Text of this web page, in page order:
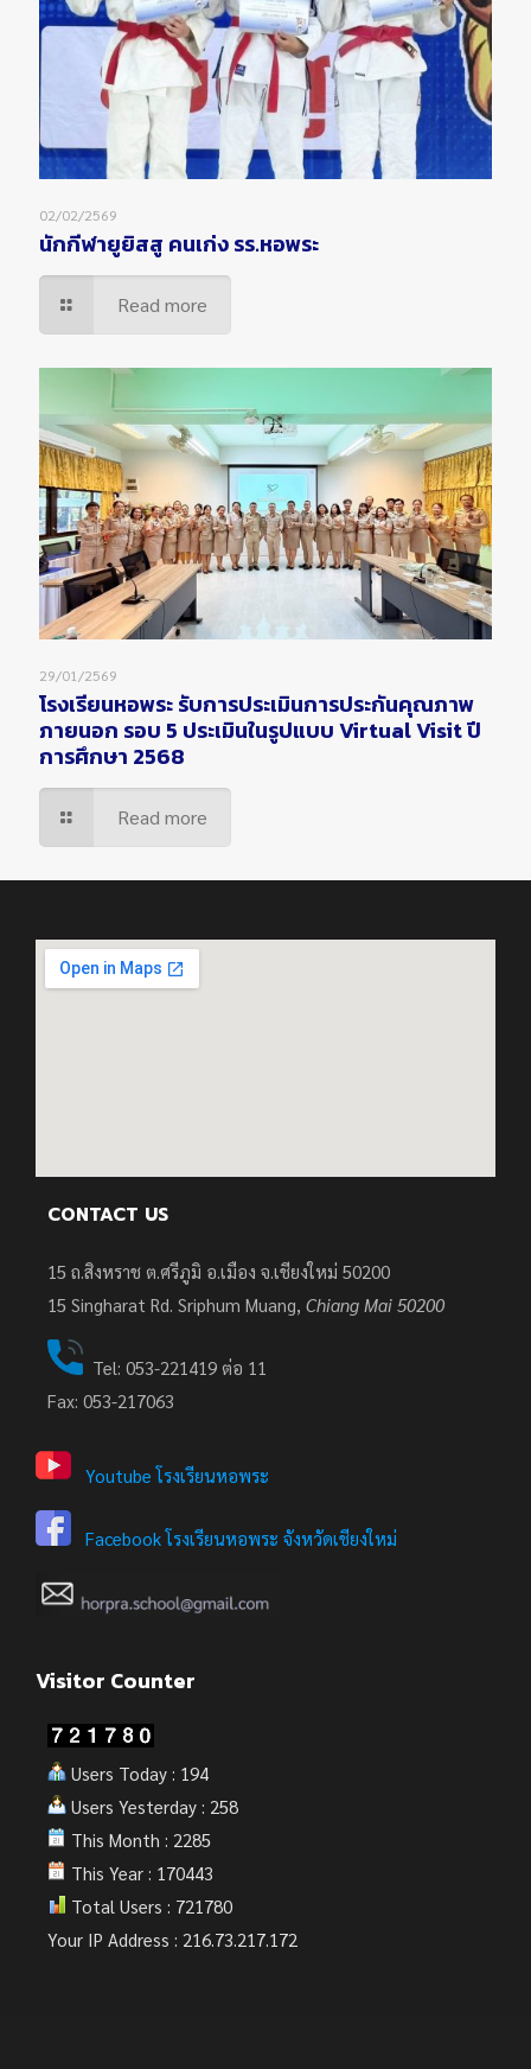
02/02/2569
นักกีฬายูยิสสู คนเก่ง รร.หอพระ
Read more
29/01/2569
โรงเรียนหอพระ รับการประเมินการประกันคุณภาพ
ภายนอก รอบ 5 ประเมินในรูปแบบ Virtual Visit ปี
การศึกษา 2568
Read more
CONTACT US
15 ถ.สิงหราช ต.ศรีภูมิ อ.เมือง จ.เชียงใหม่ 50200
15 Singharat Rd. Sriphum Muang, Chiang Mai 50200
Tel: 053-221419 ต่อ 11
Fax: 053-217063
Youtube โรงเรียนหอพระ
Facebook โรงเรียนหอพระ จังหวัดเชียงใหม่
Visitor Counter
Users Today : 194
Users Yesterday : 258
This Month : 2285
This Year : 170443
Total Users : 721780
Your IP Address : 216.73.217.172